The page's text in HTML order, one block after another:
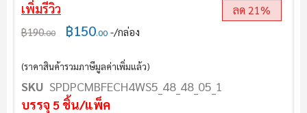
เพิ่มรีวิว
฿190.00 ฿150.00 /กล่อง
ลด 21%
(ราคาสินค้ารวมภาษีมูลค่าเพิ่มแล้ว)
SKU SPDPCMBFECH4WS5_48_48_05_1
บรรจุ 5 ชิ้น/แพ็ค